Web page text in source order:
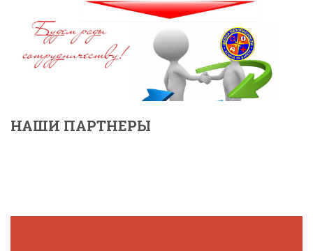
НАШИ ПАРТНЕРЫ